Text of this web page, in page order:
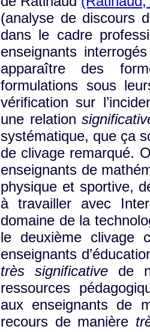
(analyse de discours
dans le cadre
enseignants
apparaître des
formulations sous
vérification sur
une relation
systématique, que ça
de clivage remarqué.
enseignants de
physique et sportive,
à travailler avec
domaine de la
le deuxième clivage
enseignants
très significative de
ressources
aux enseignants de
recours de manière